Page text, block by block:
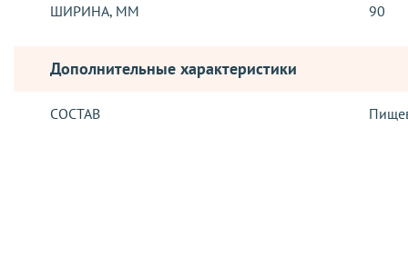
ШИРИНА, ММ 90
Дополнительные характеристики
СОСТАВ